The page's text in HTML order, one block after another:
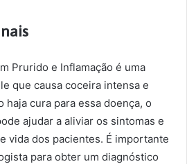
Prurido e Inflamação é uma
que causa coceira intensa e
haja cura para essa doença, o
ajudar a aliviar os sintomas e
vida dos pacientes. É importante
para obter um diagnóstico